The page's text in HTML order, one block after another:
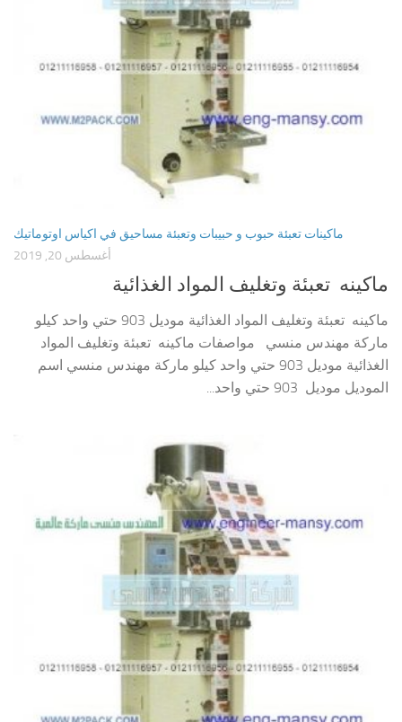
ماكينات تعبئة حبوب و حبيبات وتعبئة مساحيق في اكياس اوتوماتيك
أغسطس 20, 2019
ماكينه تعبئة وتغليف المواد الغذائية
ماكينه تعبئة وتغليف المواد الغذائية موديل 903 حتي واحد كيلو
ماركة مهندس منسي مواصفات ماكينه تعبئة وتغليف المواد
الغذائية موديل 903 حتي واحد كيلو ماركة مهندس منسي اسم
الموديل موديل 903 حتي واحد...